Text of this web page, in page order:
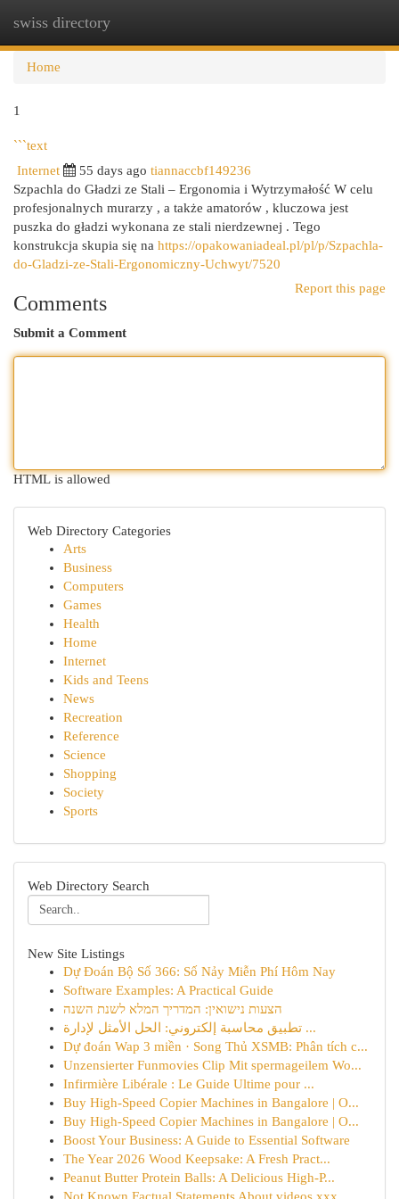
swiss directory
Home
1
```text
Internet 55 days ago tiannaccbf149236
Szpachla do Gładzi ze Stali – Ergonomia i Wytrzymałość W celu
profesjonalnych murarzy , a także amatorów , kluczowa jest
puszka do gładzi wykonana ze stali nierdzewnej . Tego
konstrukcja skupia się na https://opakowaniadeal.pl/pl/p/Szpachla-
do-Gladzi-ze-Stali-Ergonomiczny-Uchwyt/7520
Report this page
Comments
Submit a Comment
HTML is allowed
Web Directory Categories
Arts
Business
Computers
Games
Health
Home
Internet
Kids and Teens
News
Recreation
Reference
Science
Shopping
Society
Sports
Web Directory Search
New Site Listings
Dự Đoán Bộ Số 366: Số Nảy Miễn Phí Hôm Nay
Software Examples: A Practical Guide
הצעות נישואין: המדריך המלא לשנת השנה
تطبيق محاسبة إلكتروني: الحل الأمثل لإدارة ...
Dự đoán Wap 3 miền · Song Thủ XSMB: Phân tích c...
Unzensierter Funmovies Clip Mit spermageilem Wo...
Infirmière Libérale : Le Guide Ultime pour ...
Buy High-Speed Copier Machines in Bangalore | O...
Buy High-Speed Copier Machines in Bangalore | O...
Boost Your Business: A Guide to Essential Software
The Year 2026 Wood Keepsake: A Fresh Pract...
Peanut Butter Protein Balls: A Delicious High-P...